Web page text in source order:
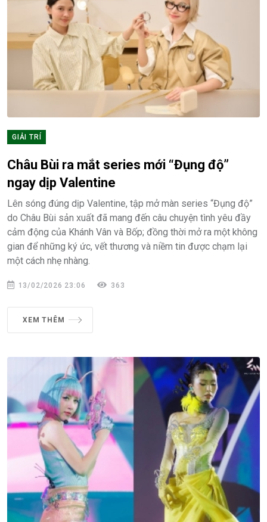
GIẢI TRÍ
Châu Bùi ra mắt series mới “Đụng độ”
ngay dịp Valentine
Lên sóng đúng dịp Valentine, tập mở màn series “Đụng độ”
do Châu Bùi sản xuất đã mang đến câu chuyện tình yêu đầy
cảm động của Khánh Vân và Bốp; đồng thời mở ra một không
gian để những ký ức, vết thương và niềm tin được chạm lại
một cách nhẹ nhàng.
13/02/2026 23:06 363
XEM THÊM